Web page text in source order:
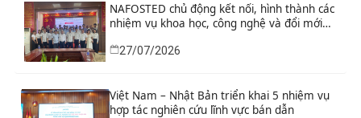
NAFOSTED chủ động kết nối, hình thành các
nhiệm vụ khoa học, công nghệ và đổi mới
Bình
27/07/2026
Việt Nam – Nhật Bản triển khai 5 nhiệm vụ
hợp tác nghiên cứu lĩnh vực bán dẫn